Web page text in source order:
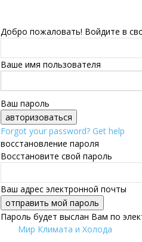
Добро пожаловать! Войдите в
Ваше имя пользователя
Ваш пароль
Forgot your password? Get help
восстановление пароля
Восстановите свой пароль
Ваш адрес электронной почты
Пароль будет выслан Вам по
Мир Климата и Холода